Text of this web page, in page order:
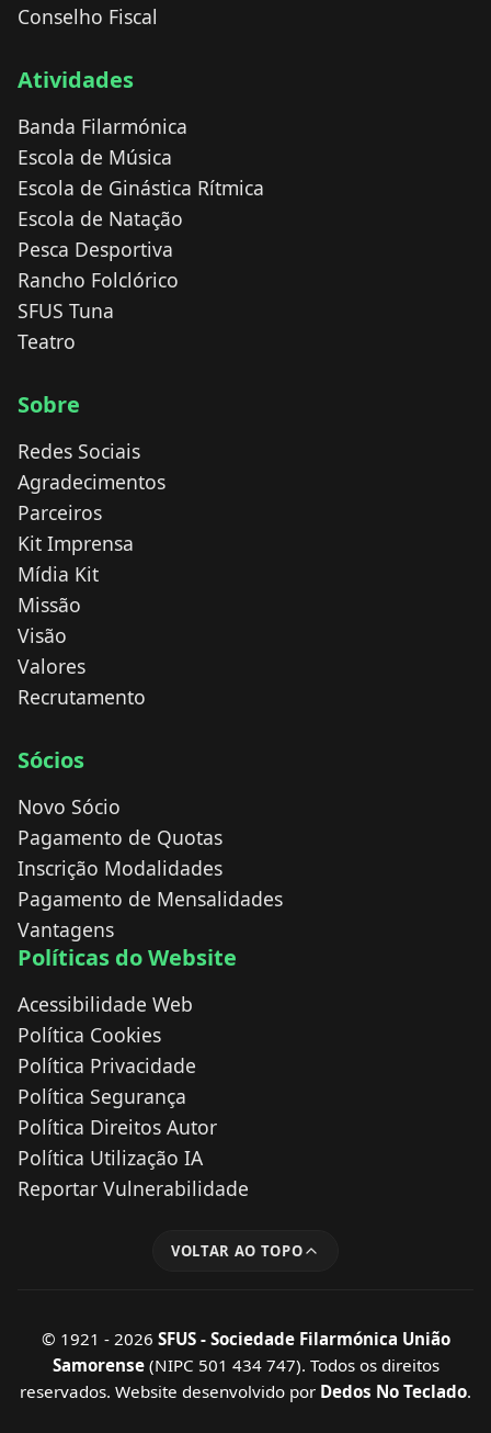
Conselho Fiscal
Atividades
Banda Filarmónica
Escola de Música
Escola de Ginástica Rítmica
Escola de Natação
Pesca Desportiva
Rancho Folclórico
SFUS Tuna
Teatro
Sobre
Redes Sociais
Agradecimentos
Parceiros
Kit Imprensa
Mídia Kit
Missão
Visão
Valores
Recrutamento
Sócios
Novo Sócio
Pagamento de Quotas
Inscrição Modalidades
Pagamento de Mensalidades
Vantagens
Políticas do Website
Acessibilidade Web
Política Cookies
Política Privacidade
Política Segurança
Política Direitos Autor
Política Utilização IA
Reportar Vulnerabilidade
VOLTAR AO TOPO
© 1921 - 2026 SFUS - Sociedade Filarmónica União
Samorense(NIPC 501 434 747). Todos os direitos
reservados. Website desenvolvido por Dedos No Teclado.